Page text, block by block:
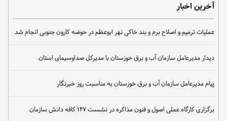
آخرین اخبار
عملیات ترمیم و اصلاح برم و بند خاکی نهر ابوعظم در حوضه کارون جنوبی انجام شد
دیدار مدیرعامل سازمان آب و برق خوزستان با مدیرکل صداوسیمای استان
پیام مدیرعامل سازمان آب و برق خوزستان به مناسبت روز خبرنگار
برگزاری کارگاه عملی اصول و فنون مذاکره در نشست ۱۴۷ کافه دانش سازمان